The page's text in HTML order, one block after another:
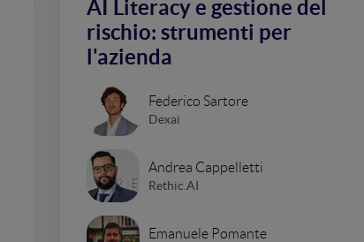
AI Literacy e gestione del
rischio: strumenti per
l'azienda
Federico Sartore
Dexai
Andrea Cappelletti
Rethic.AI
Emanuele Pomante